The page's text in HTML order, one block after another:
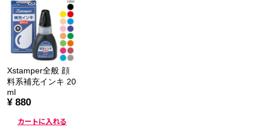
Xstamper全般 顔
料系補充インキ 20
ml
¥ 880
カートに入れる